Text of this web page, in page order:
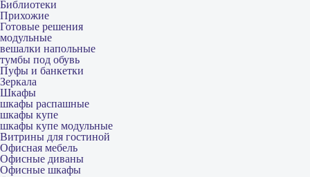
Библиотеки
Прихожие
Готовые решения
модульные
вешалки напольные
тумбы под обувь
Пуфы и банкетки
Зеркала
Шкафы
шкафы распашные
шкафы купе
шкафы купе модульные
Витрины для гостиной
Офисная мебель
Офисные диваны
Офисные шкафы